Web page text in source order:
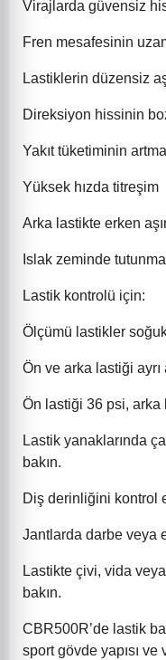
Virajlarda güvensiz
Fren mesafesinin
Lastiklerin düzensiz
Direksiyon hissinin
Yakıt tüketiminin
Yüksek hızda titreşim
Arka lastikte erken
Islak zeminde tutunma
Lastik kontrolü için:
Ölçümü lastikler
Ön ve arka lastiği ayrı
Ön lastiği 36 psi, arka
Lastik yanaklarında
bakın.
Diş derinliğini kontrol
Jantlarda darbe veya
Lastikte çivi, vida
bakın.
CBR500R’de lastik
sport gövde yapısı